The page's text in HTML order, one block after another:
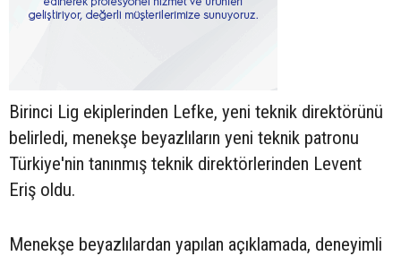
Birinci Lig ekiplerinden Lefke, yeni teknik direktörünü
belirledi, menekşe beyazlıların yeni teknik patronu
Türkiye'nin tanınmış teknik direktörlerinden Levent
Eriş oldu.
Menekşe beyazlılardan yapılan açıklamada, deneyimli